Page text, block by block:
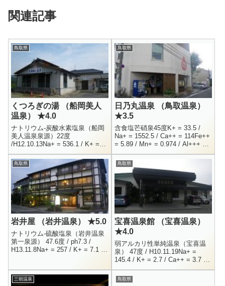
関連記事
鳥取県
くつろぎの湯 （船岡美人
温泉） ★4.0
ナトリウム-炭酸水素塩泉（船岡
美人温泉泉源）22度
/H12.10.13Na+ = 536.1 / K+ =
9.6 / Mg++ = 1.5 / Ca++ =
2.3Al+++ ...
鳥取県
日乃丸温泉 （鳥取温泉）
★3.5
含食塩芒硝泉45度K+ = 33.5 /
Na+ = 1552.5 / Ca++ = 114Fe++
= 5.89 / Mn+ = 0.974 / Al+++ =
9.87（陽イオ...
鳥取県
岩井屋 （岩井温泉） ★5.0
ナトリウム-硫酸塩泉（岩井温泉
第一泉源） 47.6度 / ph7.3 /
H13.11.8Na+ = 257 / K+ = 7.1 /
鳥取県
宝喜温泉館 （宝喜温泉）
★4.0
弱アルカリ性単純温泉（宝喜温
泉） 47度 / H10.11.19Na+ =
145.4 / K+ = 2.7 / Ca++ = 3.7 /
Mg++ = 0.6Al+++ = 0....
三朝温泉 鳥取県